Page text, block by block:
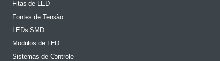
Fitas de LED
Fontes de Tensão
LEDs SMD
Módulos de LED
Sistemas de Controle